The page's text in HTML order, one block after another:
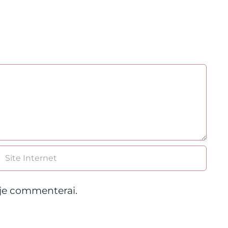
commenterai.